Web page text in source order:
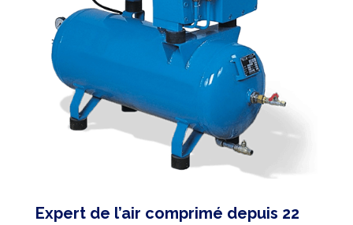
VOIR LES COMPRESSEURS
RENNER
Expert de l’air comprimé depuis 22